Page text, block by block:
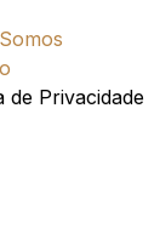
de Privacidade